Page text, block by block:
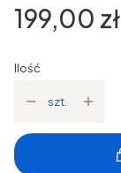
Cena
199,00 zł
Ilość
szt.